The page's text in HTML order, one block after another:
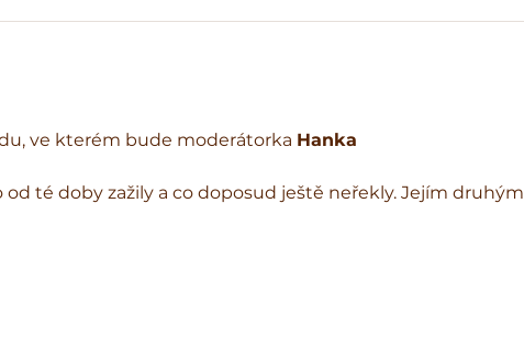
ve kterém bude moderátorka Hanka
té doby zažily a co doposud ještě neřekly. Jejím druhým